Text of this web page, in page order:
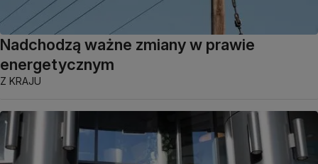
Nadchodzą ważne zmiany w prawie
energetycznym
Z KRAJU